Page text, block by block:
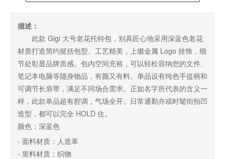
描述：
此款 Gigi 大号老花托特包，别具匠心地采用深蓝色老花
材质打造简约挺括包型。工艺精美，上缀金属 Logo 挂饰，细
节处彰显品牌质感。包内空间充裕，可以轻松容纳您的文件、
笔记本电脑等随身物品，有颜又有料。单品设有纯色手提柄和
可调节长肩带，满足不同场合需求。正如名字所代表的含义一
样，此款单品超有腔调，气场全开。日常通勤亦或时髦街拍凹
造型，都可以完全 HOLD 住。
颜色：深蓝色
- 面料材质：人造革
- 里料材质：织物